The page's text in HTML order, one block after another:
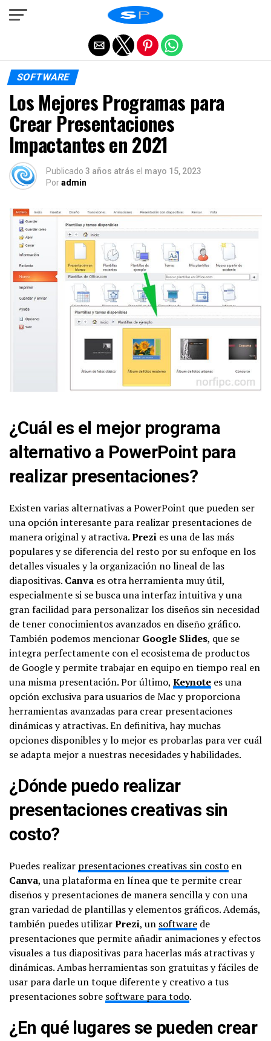
SOFTWARE
Los Mejores Programas para
Crear Presentaciones
Impactantes en 2021
Publicado 3 años atrás el mayo 15, 2023
Poradmin
¿Cuál es el mejor programa
alternativo a PowerPoint para
realizar presentaciones?
Existen varias alternativas a PowerPoint que pueden ser
una opción interesante para realizar presentaciones de
manera original y atractiva.Prezi es una de las más
populares y se diferencia del resto por su enfoque en los
detalles visuales y la organización no lineal de las
diapositivas. Canva es otra herramienta muy útil,
especialmente si se busca una interfaz intuitiva y una
gran facilidad para personalizar los diseños sin necesidad
de tener conocimientos avanzados en diseño gráfico.
También podemos mencionar Google Slides, que se
integra perfectamente con el ecosistema de productos
de Google y permite trabajar en equipo en tiempo real en
una misma presentación. Por último, Keynote es una
opción exclusiva para usuarios de Mac y proporciona
herramientas avanzadas para crear presentaciones
dinámicas y atractivas. En definitiva, hay muchas
opciones disponibles y lo mejor es probarlas para ver cuál
se adapta mejor a nuestras necesidades y habilidades.
¿Dónde puedo realizar
presentaciones creativas sin
costo?
Puedes realizar presentaciones creativas sin costo en
Canva, una plataforma en línea que te permite crear
diseños y presentaciones de manera sencilla y con una
gran variedad de plantillas y elementos gráficos. Además,
también puedes utilizarPrezi, un software de
presentaciones que permite añadir animaciones y efectos
visuales a tus diapositivas para hacerlas más atractivas y
dinámicas. Ambas herramientas son gratuitas y fáciles de
usar para darle un toque diferente y creativo a tus
presentaciones sobre software para todo.
¿En qué lugares se pueden crear
Salir de la versión móvil